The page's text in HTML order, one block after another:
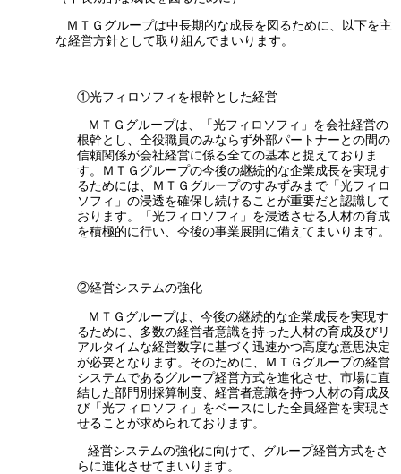
ＭＴＧグループは中長期的な成長を図るために、以下を主
な経営方針として取り組んでまいります。
①光フィロソフィを根幹とした経営
ＭＴＧグループは、「光フィロソフィ」を会社経営の
根幹とし、全役職員のみならず外部パートナーとの間の
信頼関係が会社経営に係る全ての基本と捉えておりま
す。ＭＴＧグループの今後の継続的な企業成長を実現す
るためには、ＭＴＧグループのすみずみまで「光フィロ
ソフィ」の浸透を確保し続けることが重要だと認識して
おります。「光フィロソフィ」を浸透させる人材の育成
を積極的に行い、今後の事業展開に備えてまいります。
②経営システムの強化
ＭＴＧグループは、今後の継続的な企業成長を実現す
るために、多数の経営者意識を持った人材の育成及びリ
アルタイムな経営数字に基づく迅速かつ高度な意思決定
が必要となります。そのために、ＭＴＧグループの経営
システムであるグループ経営方式を進化させ、市場に直
結した部門別採算制度、経営者意識を持つ人材の育成及
び「光フィロソフィ」をベースにした全員経営を実現さ
せることが求められております。
経営システムの強化に向けて、グループ経営方式をさ
らに進化させてまいります。